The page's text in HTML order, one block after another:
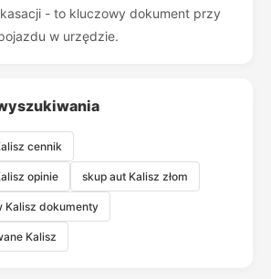
- to kluczowy dokument przy
w urzędzie.
cennik
opinie skup aut Kalisz złom
Kalisz dokumenty
Kalisz